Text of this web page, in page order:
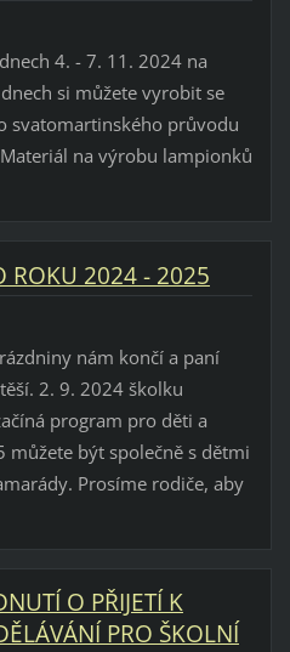
4. - 7. 11. 2024 na
si můžete vyrobit se
svatomartinského průvodu
na výrobu lampionků
ROKU 2024 - 2025
nám končí a paní
2. 9. 2024 školku
program pro děti a
můžete být společně s dětmi
Prosíme rodiče, aby
O PŘIJETÍ K
PRO ŠKOLNÍ